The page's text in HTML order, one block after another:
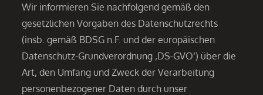
Wir informieren Sie nachfolgend gemäß den
gesetzlichen Vorgaben des Datenschutzrechts
(insb. gemäß BDSG n.F. und der europäischen
Datenschutz-Grundverordnung ‚DS-GVO‘) über die
Art, den Umfang und Zweck der Verarbeitung
personenbezogener Daten durch unser